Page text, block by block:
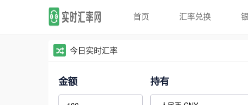
首页 汇率兑换
今日实时汇率
金额 持有